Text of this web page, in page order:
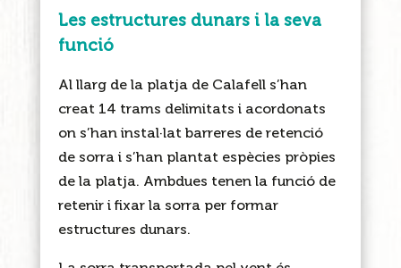
Les estructures dunars i la seva
funció
Al llarg de la platja de Calafell s’han
creat 14 trams delimitats i acordonats
on s’han instal·lat barreres de retenció
de sorra i s’han plantat espècies pròpies
de la platja. Ambdues tenen la funció de
retenir i fixar la sorra per formar
estructures dunars.